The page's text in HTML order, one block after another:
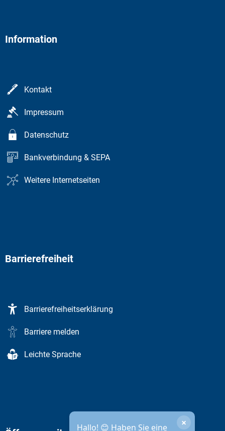
Information
Kontakt
Impressum
Datenschutz
Bankverbindung & SEPA
Weitere Internetseiten
Barrierefreiheit
Barrierefreiheitserklärung
Barriere melden
Leichte Sprache
Hallo! 😊 Haben Sie eine
×